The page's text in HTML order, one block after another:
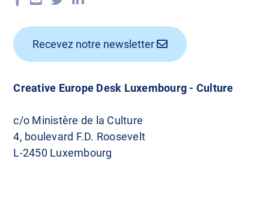
Creative Europe Desk Luxembourg - Culture
c/o Ministère de la Culture
4, boulevard F.D. Roosevelt
L-2450 Luxembourg
Recevez notre newsletter